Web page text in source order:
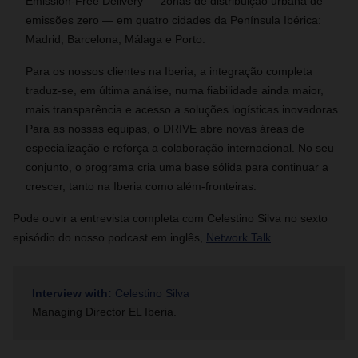
emissões zero — em quatro cidades da Península Ibérica:
Madrid, Barcelona, Málaga e Porto.
Para os nossos clientes na Iberia, a integração completa
traduz‑se, em última análise, numa fiabilidade ainda maior,
mais transparência e acesso a soluções logísticas inovadoras.
Para as nossas equipas, o DRIVE abre novas áreas de
especialização e reforça a colaboração internacional. No seu
conjunto, o programa cria uma base sólida para continuar a
crescer, tanto na Iberia como além‑fronteiras.
Pode ouvir a entrevista completa com Celestino Silva no sexto
episódio do nosso podcast em inglês, Network Talk
Interview with: Celestino Silva
Managing Director EL Iberia.